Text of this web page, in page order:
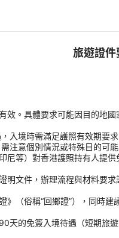
旅遊證件
。具體要求可能因目的地國
入境時需滿足護照有效期要求
注意個別情況或特殊目的可能
尼等）對香港護照持有人提
文件，辦理流程與材料要求
（俗稱“回鄉證”），同時建
天的免簽入境待遇（短期